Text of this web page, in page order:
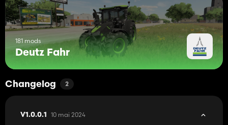
181 mods
Deutz Fahr
Changelog 2
V1.0.0.1 10 mai 2024